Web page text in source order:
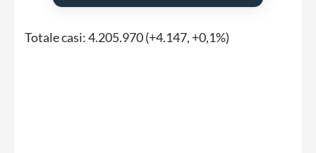
Totale casi: 4.205.970 (+4.147, +0,1%)